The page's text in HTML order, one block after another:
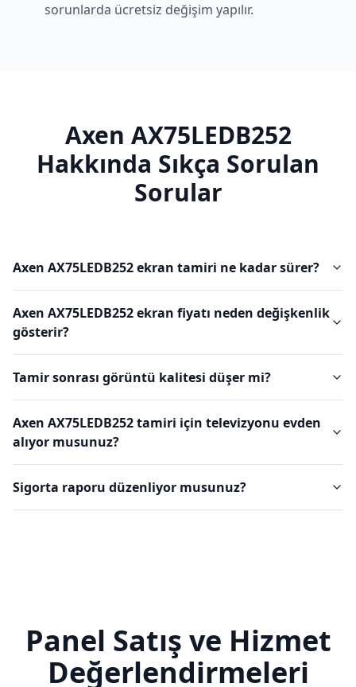
sorunlarda ücretsiz değişim yapılır.
Axen AX75LEDB252
Hakkında Sıkça Sorulan
Sorular
Axen AX75LEDB252 ekran tamiri ne kadar sürer?
Axen AX75LEDB252 ekran fiyatı neden değişkenlik
gösterir?
Tamir sonrası görüntü kalitesi düşer mi?
Axen AX75LEDB252 tamiri için televizyonu evden
alıyor musunuz?
Sigorta raporu düzenliyor musunuz?
Panel Satış ve Hizmet
Değerlendirmeleri